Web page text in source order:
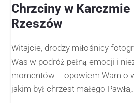
Chrzciny w Karczmie
Rzeszów
Witajcie, drodzy miłośnicy
Was w podróż pełną emocji i
momentów – opowiem Wam o
jakim był chrzest małego